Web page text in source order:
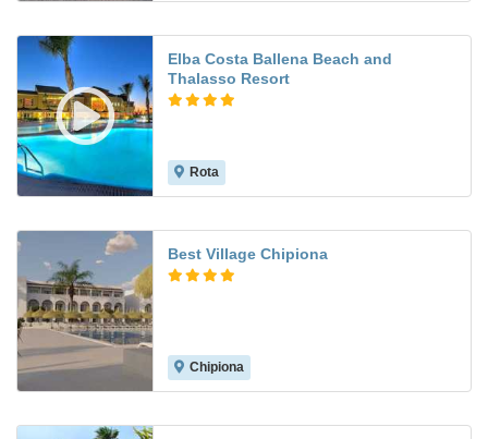
Elba Costa Ballena Beach and
Thalasso Resort
Rota
Best Village Chipiona
Chipiona